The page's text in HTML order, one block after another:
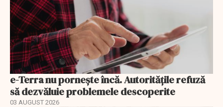
e-Terra nu pornește încă. Autoritățile refuză
să dezvăluie problemele descoperite
03 AUGUST 2026